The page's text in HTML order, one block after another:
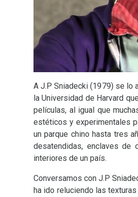
A J.P Sniadecki (1979) se lo
la Universidad de Harvard
películas, al igual que
estéticos y experimentales
un parque chino hasta tres
desatendidas, enclaves de
interiores de un país.
Conversamos con J.P
ha ido reluciendo las